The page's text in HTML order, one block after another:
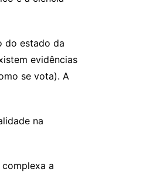
do estado da
evidências
se vota). A
na
a